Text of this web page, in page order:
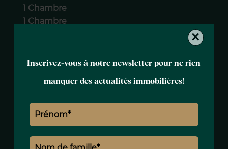
Inscrivez-vous à notre newsletter pour ne rien
manquer des actualités immobilières!
×
1 Chambre
1 Chambre
Air conditionné
Ascenseur
Concierge